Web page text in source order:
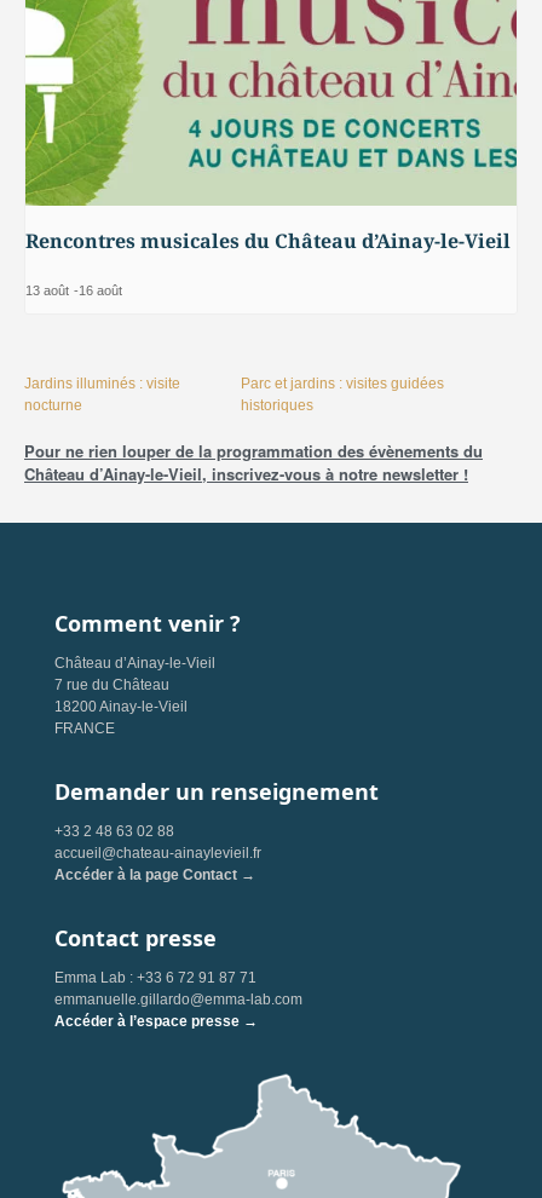
Rencontres musicales du Château d’Ainay-le-Vieil
13 août -16 août
Jardins illuminés : visite
nocturne
Parc et jardins : visites guidées
historiques
Pour ne rien louper de la programmation des évènements du
Château d’Ainay-le-Vieil, inscrivez-vous à notre newsletter !
Comment venir ?
Château d’Ainay-le-Vieil
7 rue du Château
18200 Ainay-le-Vieil
FRANCE
Demander un renseignement
+33 2 48 63 02 88
accueil@chateau-ainaylevieil.fr
Accéder à la page Contact →
Contact presse
Emma Lab : +33 6 72 91 87 71
emmanuelle.gillardo@emma-lab.com
Accéder à l’espace presse →